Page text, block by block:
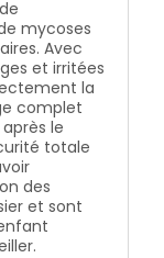
mycoses
Avec
et irritées
la
complet
le
totale
des
et sont